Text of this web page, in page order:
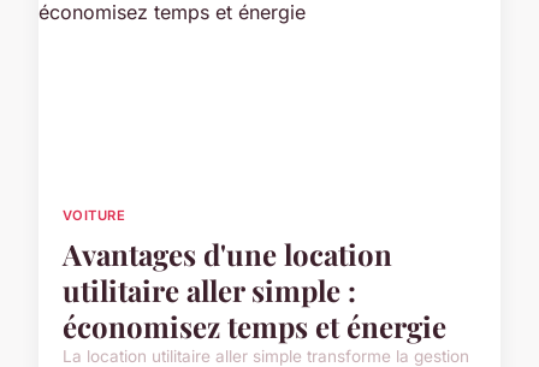
VOITURE
Avantages d'une location
utilitaire aller simple :
économisez temps et énergie
La location utilitaire aller simple transforme la gestion